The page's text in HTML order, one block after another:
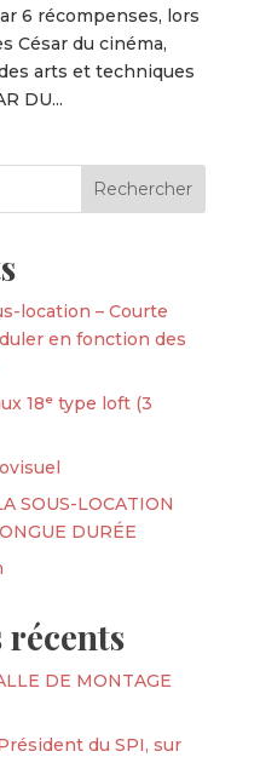
6 récompenses, lors
César du cinéma,
arts et techniques
DU...
location – Courte
en fonction des
18ᵉ type loft (3
SOUS-LOCATION
DURÉE
DE MONTAGE
du SPI, sur